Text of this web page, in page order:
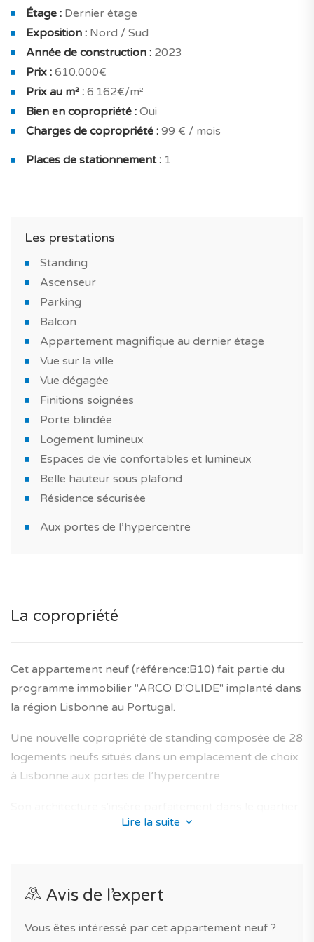
intégrés. Les suites disposent quant à elles de leur
propre salle de bains / d’eau et d'un dressing.
Tout est prévu pour le plus grand confort des
propriétaires : climatisation réversible, double vitrage,
isolation acoustique performante, isolation thermique
optimisée et panneaux solaires.
placards encastrés, cuisine équipée, hotte aspirante et
Un appartement au style moderne, bien équipé, avec
des finitions soignées, construit avec des matériaux de
qualité.
Ce bien convient pour un achat immobilier dans le
cadre d'un investissement dans de l'immobilier locatif
ou encore pour une résidence principale ou une maison
de vacances.
Honoraires agence inclus dans le prix et garantie
décennale du constructeur comprise.
À voir absolument!
TAGUS NOVO vous accompagne tout au long de vos
projets immobiliers neufs au Portugal.
*Les caractéristiques et les images du bien ont un
Étage : Dernier étage
Exposition : Nord / Sud
Année de construction : 2023
Prix : 610.000€
Prix au m² : 6.162€/m²
Bien en copropriété : Oui
Charges de copropriété : 99 € / mois
Places de stationnement : 1
Les prestations
Standing
Ascenseur
Parking
Balcon
Appartement magnifique au dernier étage
Vue sur la ville
Vue dégagée
Finitions soignées
Porte blindée
Logement lumineux
Espaces de vie confortables et lumineux
Belle hauteur sous plafond
Résidence sécurisée
Aux portes de l’hypercentre
La copropriété
Cet appartement neuf (référence:B10) fait partie du
programme immobilier "ARCO D'OLIDE" implanté dans
la région Lisbonne au Portugal.
Une nouvelle copropriété de standing composée de 28
logements neufs situés dans un emplacement de choix
à Lisbonne aux portes de l’hypercentre.
de Campolide et propose des appartements neufs
résidence privée.
Lire la suite
Avis de l’expert
Vous êtes intéressé par cet appartement neuf ?